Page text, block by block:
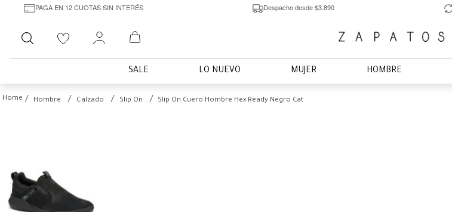
PAGA EN 12 CUOTAS SIN INTERÉS Despacho desde $3.890
Buscar
SALE LO NUEVO MUJER HOMBRE
Hombre Calzado Slip On Slip On Cuero Hombre Hex Ready Negro Cat